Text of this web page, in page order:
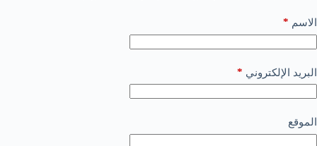
الاسم *
البريد الإلكتروني *
الموقع